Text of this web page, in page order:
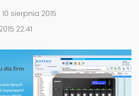
10 sierpnia 2015
22:41